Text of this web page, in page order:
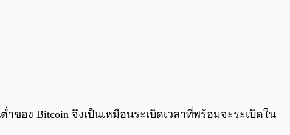
ของ Bitcoin จึงเป็นเหมือนระเบิดเวลาที่พร้อมจะระเบิดใน